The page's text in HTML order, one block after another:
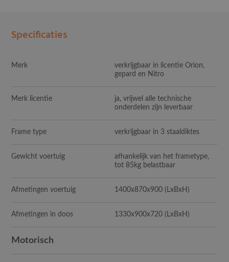
Specificaties
Merk
verkrijgbaar in licentie Orion,
gepard en Nitro
Merk licentie
ja, vrijwel alle technische
onderdelen zijn leverbaar
Frame type verkrijgbaar in 3 staaldiktes
Gewicht voertuig
afhankelijk van het frametype,
tot 85kg belastbaar
Afmetingen voertuig 1400x870x900 (LxBxH)
Afmetingen in doos 1330x900x720 (LxBxH)
Motorisch